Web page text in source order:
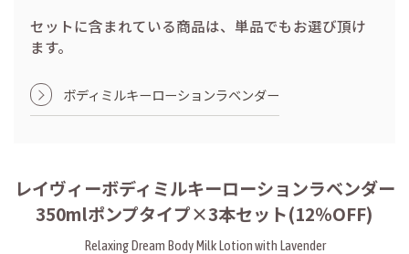
セットに含まれている商品は、単品でもお選び頂け
ます。
ボディミルキーローションラベンダー
レイヴィーボディミルキーローションラベンダー
350mlポンプタイプ×3本セット(12％OFF)
Relaxing Dream Body Milk Lotion with Lavender